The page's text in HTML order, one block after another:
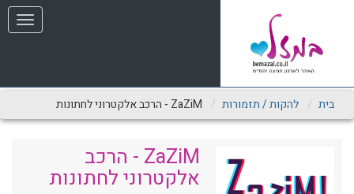
מַעֲרֶכֶת
בִּקְלִיק
תפריט
בית להקות / תזמורות ZaZiM - הרכב אלקטרוני לחתונות
ZaZiM - הרכב
אלקטרוני לחתונות